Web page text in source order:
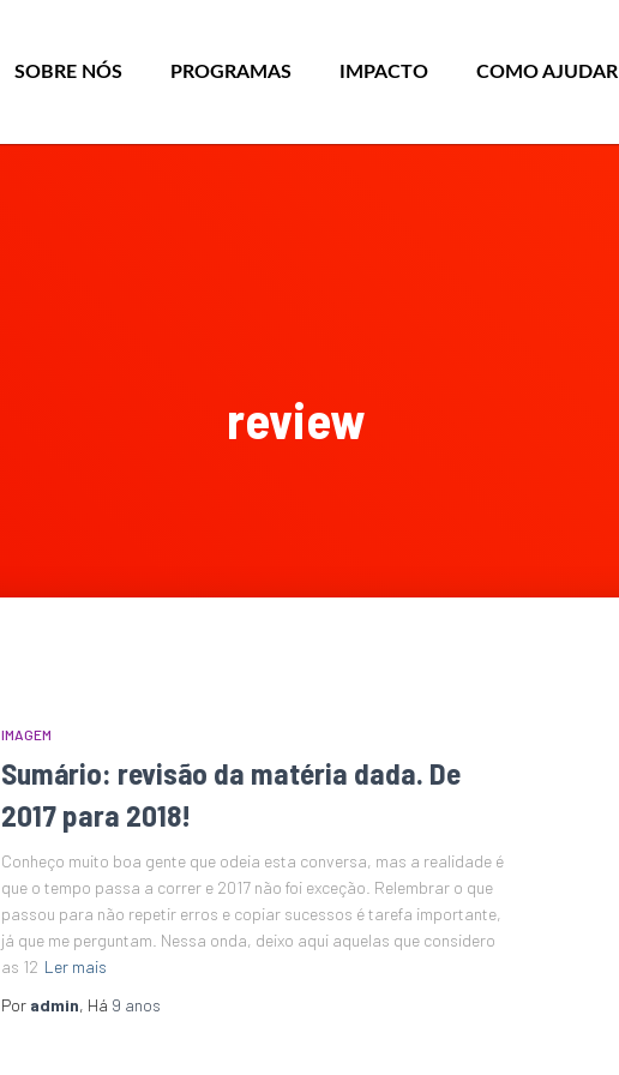
SOBRE NÓS PROGRAMAS IMPACTO COMO AJUDAR
review
IMAGEM
Sumário: revisão da matéria dada. De
2017 para 2018!
Conheço muito boa gente que odeia esta conversa, mas a realidade é
que o tempo passa a correr e 2017 não foi exceção. Relembrar o que
passou para não repetir erros e copiar sucessos é tarefa importante,
já que me perguntam. Nessa onda, deixo aqui aquelas que considero
as 12 Ler mais
Por admin, Há 9 anos